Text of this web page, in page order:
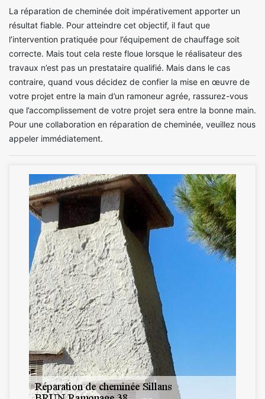
La réparation de cheminée doit impérativement apporter un
résultat fiable. Pour atteindre cet objectif, il faut que
l’intervention pratiquée pour l’équipement de chauffage soit
correcte. Mais tout cela reste floue lorsque le réalisateur des
travaux n’est pas un prestataire qualifié. Mais dans le cas
contraire, quand vous décidez de confier la mise en œuvre de
votre projet entre la main d’un ramoneur agrée, rassurez-vous
que l’accomplissement de votre projet sera entre la bonne main.
Pour une collaboration en réparation de cheminée, veuillez nous
appeler immédiatement.